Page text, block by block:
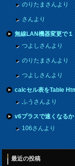
のりたまさんより
さんより
無線LAN機器変更で
つよしさんより
のりたまさんより
つよしさんより
calcセル表をTable
ふうさんより
v6プラスで速くなる
106さんより
最近の投稿